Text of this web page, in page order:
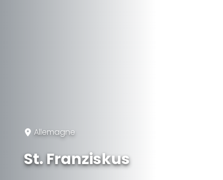
Allemagne
St. Franziskus